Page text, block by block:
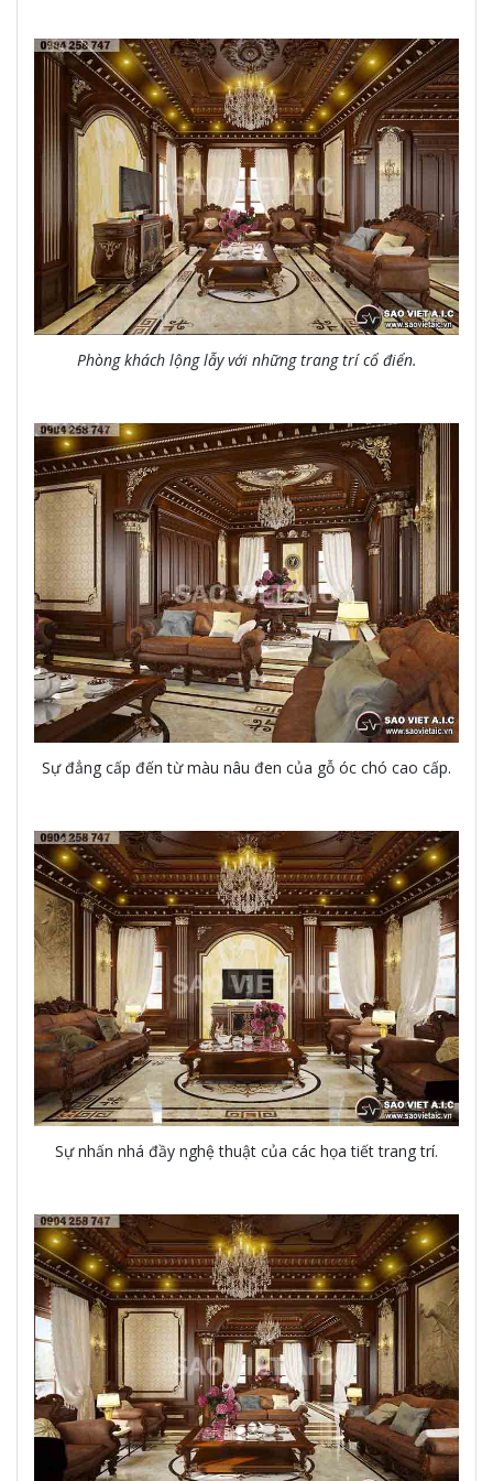
Phòng khách lộng lẫy với những trang trí cổ điển.
Sự đẳng cấp đến từ màu nâu đen của gỗ óc chó cao cấp.
Sự nhấn nhá đầy nghệ thuật của các họa tiết trang trí.